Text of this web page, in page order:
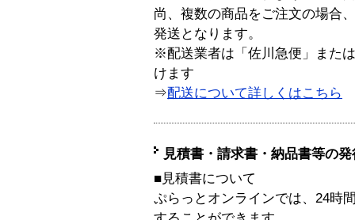
尚、複数の商品をご注文の場合
発送となります。
※配送業者は「佐川急便」また
けます
⇒配送について詳しくはこちら
見積書・請求書・納品書等の
■見積書について
ぷらっとオンラインでは、24時